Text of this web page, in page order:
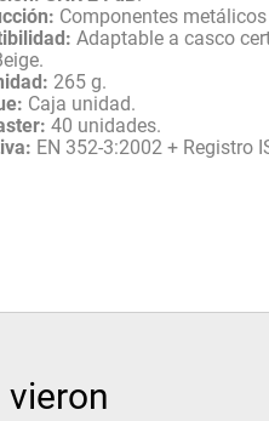
Componentes
Adaptable a casco
265 g.
Caja unidad.
40 unidades.
EN 352-3:2002 + Registro